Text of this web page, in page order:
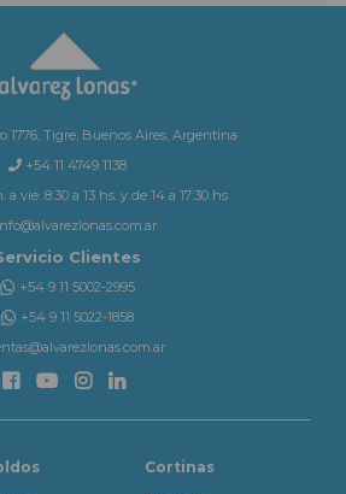
1776, Tigre, Buenos Aires, Argentina
+54 11 4749 1138
vie. 8:30 a 13 hs. y de 14 a 17:30 hs
Clientes
+54 9 11 5002-2995
+54 9 11 5022-1858
Cortinas